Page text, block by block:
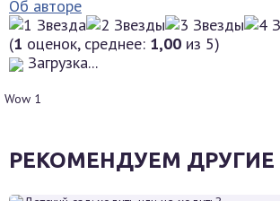
Об авторе
(1 оценок, среднее: 1,00 из 5)
Загрузка...
Wow 1
РЕКОМЕНДУЕМ ДРУГИЕ